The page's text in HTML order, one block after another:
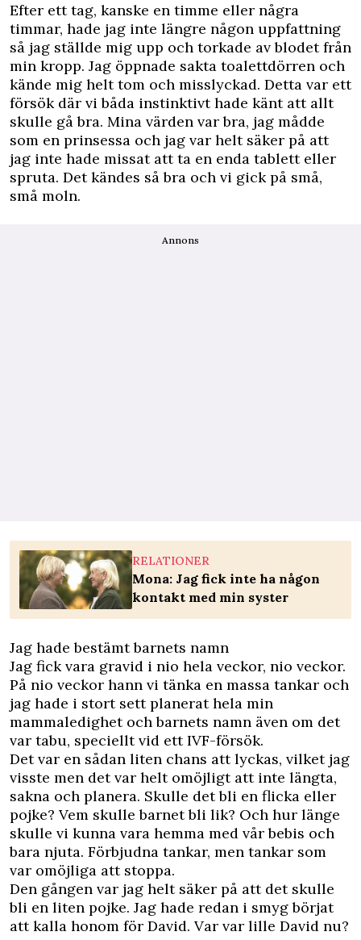
Efter ett tag, kanske en timme eller några
timmar, hade jag inte längre någon uppfattning
så jag ställde mig upp och torkade av blodet från
min kropp. Jag öppnade sakta toalettdörren och
kände mig helt tom och misslyckad. Detta var ett
försök där vi båda instinktivt hade känt att allt
skulle gå bra. Mina värden var bra, jag mådde
som en prinsessa och jag var helt säker på att
jag inte hade missat att ta en enda tablett eller
spruta. Det kändes så bra och vi gick på små,
små moln.
Annons
RELATIONER
Mona: Jag fick inte ha någon
kontakt med min syster
Jag hade bestämt barnets namn
Jag fick vara gravid i nio hela veckor, nio veckor.
På nio veckor hann vi tänka en massa tankar och
jag hade i stort sett planerat hela min
mammaledighet och barnets namn även om det
var tabu, speciellt vid ett IVF-försök.
Det var en sådan liten chans att lyckas, vilket jag
visste men det var helt omöjligt att inte längta,
sakna och planera. Skulle det bli en flicka eller
pojke? Vem skulle barnet bli lik? Och hur länge
skulle vi kunna vara hemma med vår bebis och
bara njuta. Förbjudna tankar, men tankar som
var omöjliga att stoppa.
Den gången var jag helt säker på att det skulle
bli en liten pojke. Jag hade redan i smyg börjat
att kalla honom för David. Var var lille David nu?